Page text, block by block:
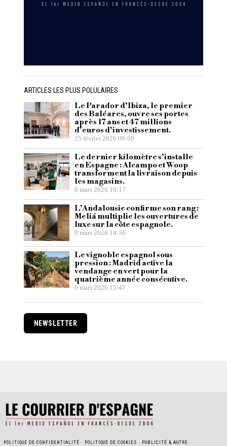
ARTICLES LES PLUS POLULAIRES
Le Parador d’Ibiza, le premier
des Baléares, ouvre ses portes
après 17 ans et 47 millions
d’euros d’investissement.
25 février 2026 09:00
Le dernier kilomètre s’installe
en Espagne : Alcampo et Woop
transforment la livraison depuis
les magasins.
9 mars 2026 10:17
L’Andalousie confirme son rang :
Meliá multiplie les ouvertures de
luxe sur la côte espagnole.
9 mars 2026 14:56
Le vignoble espagnol sous
pression : Madrid active la
vendange en vert pour la
quatrième année consécutive.
9 mars 2026 15:47
NEWSLETTER
POLITIQUE DE CONFIDENTIALITÉ POLITIQUE DE COOKIES PUBLICITÉ & AUTRE